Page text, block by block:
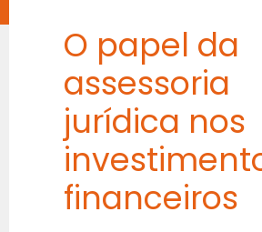
O papel da
assessoria
jurídica nos
financeiros